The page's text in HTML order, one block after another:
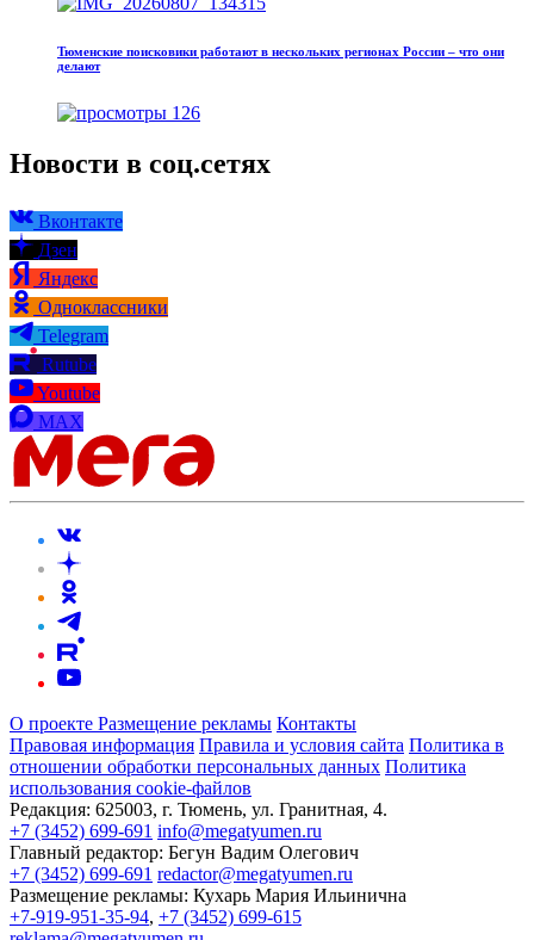
Тюменские поисковики работают в нескольких регионах России – что они
делают
126
Новости в соц.сетях
Вконтакте
Дзен
Яндекс
Одноклассники
Telegram
Rutube
Youtube
MAX
О проекте Размещение рекламы Контакты
Правовая информация Правила и условия сайта Политика в
отношении обработки персональных данных Политика
использования cookie-файлов
Редакция: 625003, г. Тюмень, ул. Гранитная, 4.
+7 (3452) 699-691 info@megatyumen.ru
Главный редактор: Бегун Вадим Олегович
+7 (3452) 699-691 redactor@megatyumen.ru
Размещение рекламы: Кухарь Мария Ильинична
+7-919-951-35-94, +7 (3452) 699-615